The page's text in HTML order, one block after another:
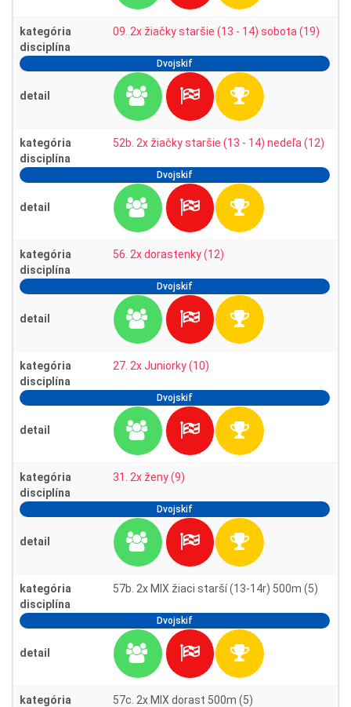
kategória
09. 2x žiačky staršie (13 - 14) sobota (19)
disciplína
Dvojskif
detail
kategória
52b. 2x žiačky staršie (13 - 14) nedeľa (12)
disciplína
Dvojskif
detail
kategória
56. 2x dorastenky (12)
disciplína
Dvojskif
detail
kategória
27. 2x Juniorky (10)
disciplína
Dvojskif
detail
kategória
31. 2x ženy (9)
disciplína
Dvojskif
detail
kategória
57b. 2x MIX žiaci starší (13-14r) 500m (5)
disciplína
Dvojskif
detail
kategória
57c. 2x MIX dorast 500m (5)